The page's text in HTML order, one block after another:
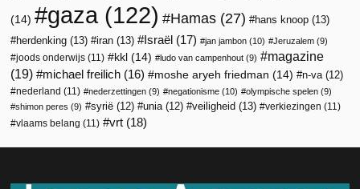
(14) gaza (122) Hamas (27) hans knoop (13)
herdenking (13) iran (13) Israël (17) jan jambon (10) Jeruzalem (9)
joods onderwijs (11) kkl (14) ludo van campenhout (9)
magazine
(19)
michael freilich (16) moshe aryeh friedman (14) n-va (12)
nederland (11) nederzettingen (9) negationisme (10) olympische spelen (9)
shimon peres (9) syrië (12) unia (12) veiligheid (13) verkiezingen (11)
vlaams belang (11) vrt (18)